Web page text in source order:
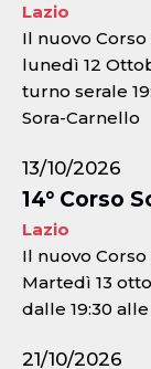
Lazio
Il nuovo
lunedì 12
turno serale
Sora-Carnello
13/10/2026
14° Corso
Lazio
Il nuovo
Martedì 13
dalle 19:30
21/10/2026